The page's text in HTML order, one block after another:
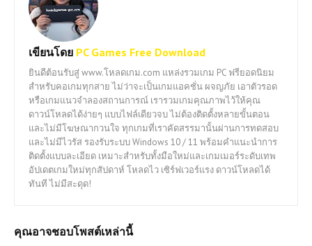
เขียนโดย PC Games Free Download
ยินดีต้อนรับสู่ www.โหลดเกม.com แหล่งรวมเกม PC ฟรียอดนิยม
สำหรับคอเกมทุกสาย ไม่ว่าจะเป็นเกมแอคชั่น ผจญภัย เอาตัวรอด
หรือเกมแนวจำลองสถานการณ์ เรารวมเกมคุณภาพไว้ให้คุณ
ดาวน์โหลดได้ง่ายๆ แบบไฟล์เดียวจบ ไม่ต้องติดตั้งหลายขั้นตอน
และไม่มีโฆษณากวนใจ ทุกเกมที่เราคัดสรรมานั้นผ่านการทดสอบ
และไม่มีไวรัส รองรับระบบ Windows 10 / 11 พร้อมคำแนะนำการ
ติดตั้งแบบละเอียด เหมาะสำหรับทั้งมือใหม่และเกมเมอร์ระดับเทพ
อัปเดตเกมใหม่ทุกสัปดาห์ โหลดไว เซิร์ฟเวอร์แรง ดาวน์โหลดได้
ทันที ไม่มีสะดุด!
คุณอาจชอบโพสต์เหล่านี้